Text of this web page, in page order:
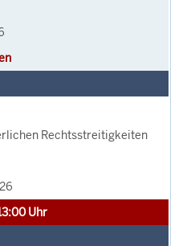
Rechtsstreitigkeiten
Uhr